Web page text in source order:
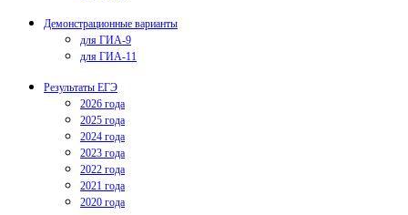
Демонстрационные варианты
для ГИА-9
для ГИА-11
Результаты ЕГЭ
2026 года
2025 года
2024 года
2023 года
2022 года
2021 года
2020 года